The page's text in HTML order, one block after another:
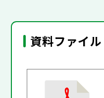
資料ファイル